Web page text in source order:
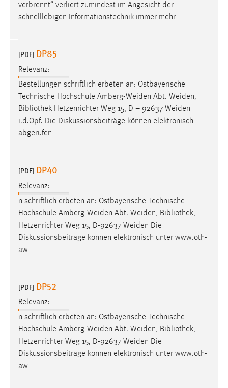
verbrennt“ verliert zumindest im Angesicht der
schnelllebigen Informationstechnik immer mehr
[PDF] DP85
Relevanz:
Bestellungen schriftlich erbeten an: Ostbayerische
Technische Hochschule Amberg-Weiden Abt. Weiden,
Bibliothek Hetzenrichter Weg 15, D – 92637 Weiden
i.d.Opf. Die Diskussionsbeiträge können elektronisch
abgerufen
[PDF] DP40
Relevanz:
n schriftlich erbeten an: Ostbayerische Technische
Hochschule Amberg-Weiden Abt. Weiden, Bibliothek,
Hetzenrichter Weg 15, D-92637 Weiden Die
Diskussionsbeiträge können elektronisch unter www.oth-
aw
[PDF] DP52
Relevanz:
n schriftlich erbeten an: Ostbayerische Technische
Hochschule Amberg-Weiden Abt. Weiden, Bibliothek,
Hetzenrichter Weg 15, D-92637 Weiden Die
Diskussionsbeiträge können elektronisch unter www.oth-
aw